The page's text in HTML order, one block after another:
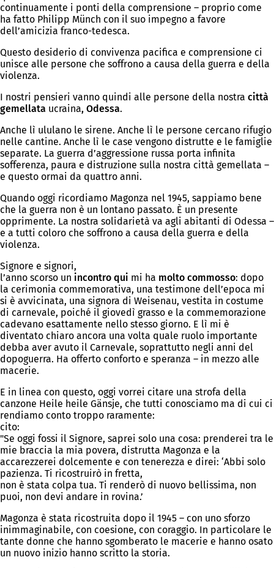
continuamente i ponti della comprensione – proprio come
ha fatto Philipp Münch con il suo impegno a favore
dell’amicizia franco-tedesca.
Questo desiderio di convivenza pacifica e comprensione ci
unisce alle persone che soffrono a causa della guerra e della
violenza.
I nostri pensieri vanno quindi alle persone della nostra città
gemellata ucraina, Odessa.
Anche lì ululano le sirene. Anche lì le persone cercano rifugio
nelle cantine. Anche lì le case vengono distrutte e le famiglie
separate. La guerra d’aggressione russa porta infinita
sofferenza, paura e distruzione sulla nostra città gemellata –
e questo ormai da quattro anni.
Quando oggi ricordiamo Magonza nel 1945, sappiamo bene
che la guerra non è un lontano passato. È un presente
opprimente. La nostra solidarietà va agli abitanti di Odessa –
e a tutti coloro che soffrono a causa della guerra e della
violenza.
Signore e signori,
l’anno scorso un incontro qui mi ha molto commosso: dopo
la cerimonia commemorativa, una testimone dell’epoca mi
si è avvicinata, una signora di Weisenau, vestita in costume
di carnevale, poiché il giovedì grasso e la commemorazione
cadevano esattamente nello stesso giorno. E lì mi è
diventato chiaro ancora una volta quale ruolo importante
debba aver avuto il Carnevale, soprattutto negli anni del
dopoguerra. Ha offerto conforto e speranza – in mezzo alle
macerie.
E in linea con questo, oggi vorrei citare una strofa della
canzone Heile heile Gänsje, che tutti conosciamo ma di cui ci
rendiamo conto troppo raramente:
cito:
"Se oggi fossi il Signore, saprei solo una cosa: prenderei tra le
mie braccia la mia povera, distrutta Magonza e la
accarezzerei dolcemente e con tenerezza e direi: ‘Abbi solo
pazienza. Ti ricostruirò in fretta,
non è stata colpa tua. Ti renderò di nuovo bellissima, non
puoi, non devi andare in rovina.’
Magonza è stata ricostruita dopo il 1945 – con uno sforzo
inimmaginabile, con coesione, con coraggio. In particolare le
tante donne che hanno sgomberato le macerie e hanno osato
un nuovo inizio hanno scritto la storia.